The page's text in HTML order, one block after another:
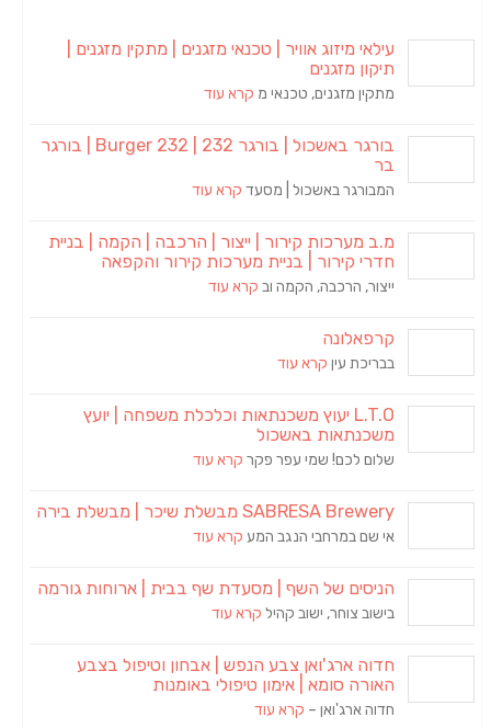
עילאי מיזוג אוויר | טכנאי מזגנים | מתקין מזגנים |
תיקון מזגנים
מתקין מזגנים, טכנאי מ קרא עוד
בורגר באשכול | בורגר 232 | Burger 232 | בורגר
בר
המבורגר באשכול | מסעד קרא עוד
מ.ב מערכות קירור | ייצור | הרכבה | הקמה | בניית
חדרי קירור | בניית מערכות קירור והקפאה
ייצור, הרכבה, הקמה וב קרא עוד
קרפאלונה
בבריכת עין קרא עוד
L.T.O יעוץ משכנתאות וכלכלת משפחה | יועץ
משכנתאות באשכול
שלום לכם! שמי עפר פקר קרא עוד
SABRESA Brewery מבשלת שיכר | מבשלת בירה
אי שם במרחבי הנגב המע קרא עוד
הניסים של השף | מסעדת שף בבית | ארוחות גורמה
בישוב צוחר, ישוב קהיל קרא עוד
חדוה ארג'ואן צבע הנפש | אבחון וטיפול בצבע
האורה סומא | אימון טיפולי באומנות
חדוה ארג'ואן – קרא עוד